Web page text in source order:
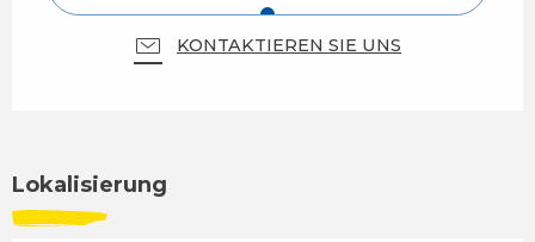
KONTAKTIEREN SIE UNS
Lokalisierung